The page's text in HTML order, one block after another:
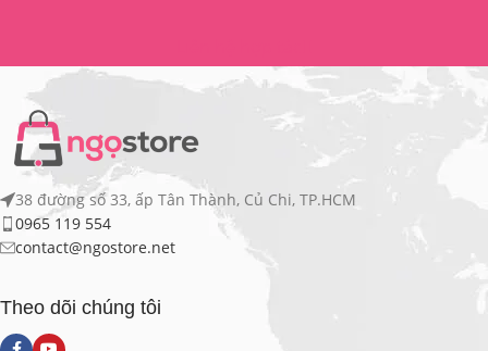
38 đường số 33, ấp Tân Thành, Củ Chi, TP.HCM
0965 119 554
contact@ngostore.net
Theo dõi chúng tôi